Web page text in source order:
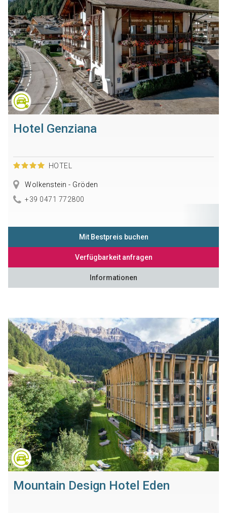
Hotel Genziana
HOTEL
Wolkenstein - Gröden
+39 0471 772800
Mit Bestpreis buchen
Verfügbarkeit anfragen
Informationen
Mountain Design Hotel Eden